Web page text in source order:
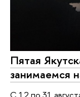
Пятая
занимаемся
С 12 по 31